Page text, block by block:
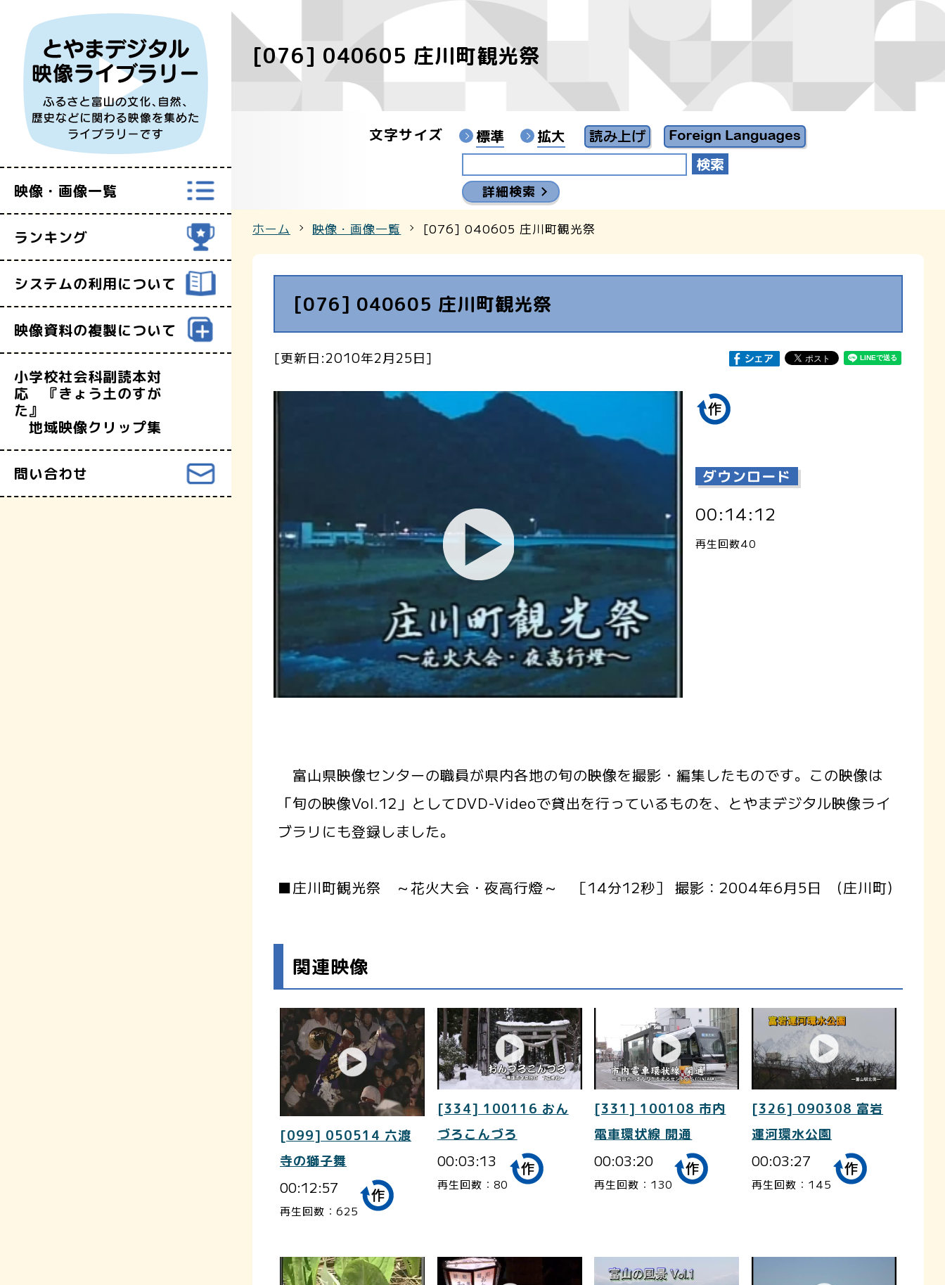
映像・画像一覧
すべての映像
富山県映像センターYouTubeチャンネル
ランキング
システムの利用について
映像資料の複製について
小学校社会科副読本対
応 『きょう土のすが
た』
地域映像クリップ集
問い合わせ
[076] 040605 庄川町観光祭
文字サイズ 標準 拡大
詳細検索
ホーム 映像・画像一覧 [076] 040605 庄川町観光祭
[076] 040605 庄川町観光祭
[更新日:2010年2月25日]
ダウンロード
00:14:12
再生回数40
富山県映像センターの職員が県内各地の旬の映像を撮影・編集したものです。この映像は
「旬の映像Vol.12」としてDVD-Videoで貸出を行っているものを、とやまデジタル映像ライ
ブラリにも登録しました。
■庄川町観光祭 ～花火大会・夜高行燈～ ［14分12秒］ 撮影：2004年6月5日 (庄川町)
関連映像
[099] 050514 六渡
寺の獅子舞
00:12:57
再生回数：625
[334] 100116 おん
づろこんづろ
00:03:13
再生回数：80
[331] 100108 市内
電車環状線 開通
00:03:20
再生回数：130
[326] 090308 富岩
運河環水公園
00:03:27
再生回数：145